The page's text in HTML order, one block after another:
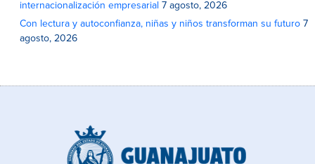
internacionalización empresarial 7 agosto, 2026
Con lectura y autoconfianza, niñas y niños transforman su futuro 7
agosto, 2026